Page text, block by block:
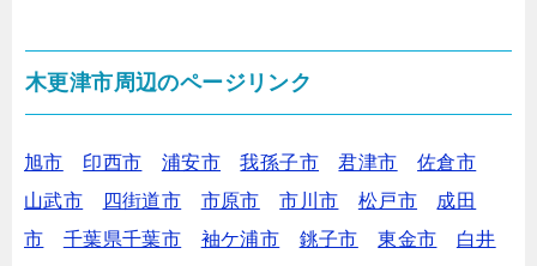
木更津市周辺のページリンク
旭市 印西市 浦安市 我孫子市 君津市
佐倉市
山武市
四街道市 市原市 市川市 松戸市
成田
市
千葉県千葉市 袖ケ浦市 銚子市 東金市
白井